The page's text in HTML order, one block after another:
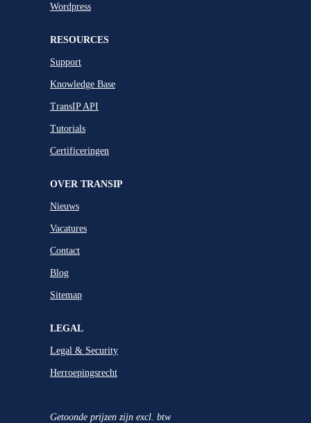
Wordpress
RESOURCES
Support
Knowledge Base
TransIP API
Tutorials
Certificeringen
OVER TRANSIP
Nieuws
Vacatures
Contact
Blog
Sitemap
LEGAL
Legal & Security
Herroepingsrecht
Getoonde prijzen zijn excl. btw